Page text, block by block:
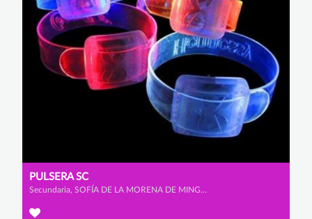
PULSERA SC
Secundaria, SOFÍA DE LA MORENA DE MINGO y CAROLINA CID PÉREZ